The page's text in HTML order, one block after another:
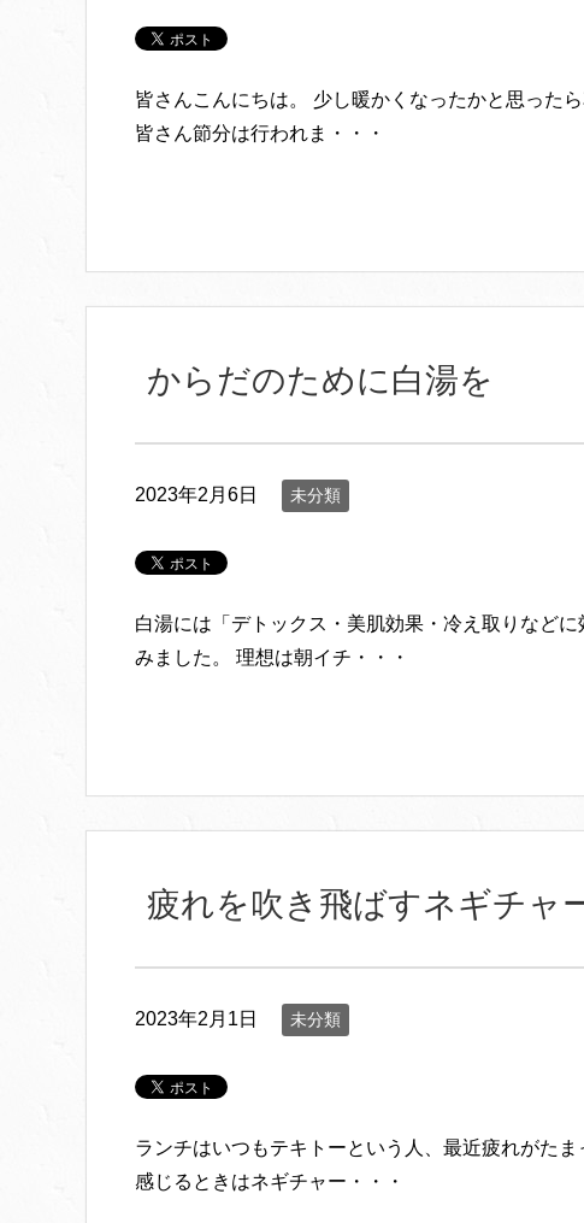
皆さんこんにちは。 少し暖かくなったかと思った
皆さん節分は行われま・・・
からだのために白湯を
2023年2月6日 未分類
白湯には「デトックス・美肌効果・冷え取りなど
みました。 理想は朝イチ・・・
疲れを吹き飛ばすネギチャ
2023年2月1日 未分類
ランチはいつもテキトーという人、最近疲れがた
感じるときはネギチャー・・・